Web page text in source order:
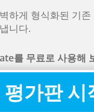
하게 형식화된 기존
니다.
를 무료로 사용해
평가판 시